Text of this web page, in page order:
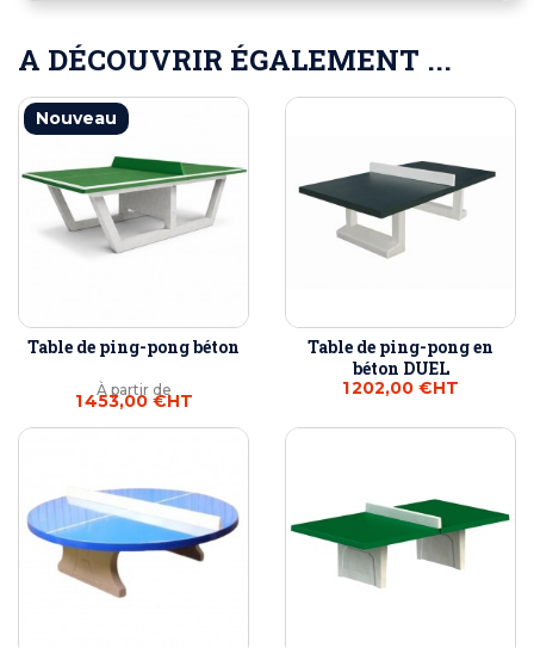
A DÉCOUVRIR ÉGALEMENT ...
Nouveau
Table de ping-pong béton
À partir de
1 453,00 €HT
Table de ping-pong en
béton DUEL
1 202,00 €HT